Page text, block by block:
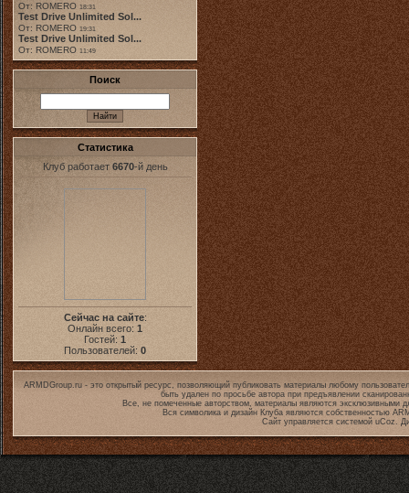
От: ROMERO 18:31
Test Drive Unlimited Sol...
От: ROMERO 19:31
Test Drive Unlimited Sol...
От: ROMERO 11:49
Поиск
Статистика
Клуб работает 6670-й день
Сейчас на сайте:
Онлайн всего: 1
Гостей: 1
Пользователей: 0
ARMDGroup.ru - это открытый ресурс, позволяющий публиковать материалы любому
быть удален по просьбе автора при предъявлении
Все, не помеченные авторством, материалы являются эксклюзивными
Вся символика и дизайн Клуба являются собственностью
Сайт управляется системой uCoz.